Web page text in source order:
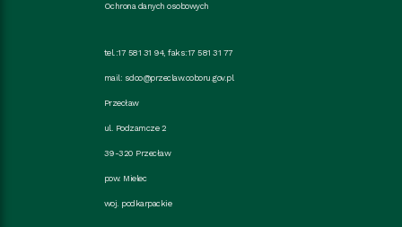
Ochrona danych osobowych
tel.:17 581 31 94, faks:17 581 31 77
mail: sdoo@przeclaw.coboru.gov.pl
Przecław
ul. Podzamcze 2
39-320 Przecław
pow. Mielec
woj. podkarpackie